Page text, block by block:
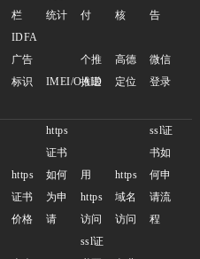
栏
统计
付
核
告
IDFA
广告
标识
IMEI/OAID
个推
推送
高德
定位
微信
登录
https
证书
价格
https
证书
如何
为申
请
用
https
访问
https
域名
访问
ssl证
书如
何申
请流
程
ssl证